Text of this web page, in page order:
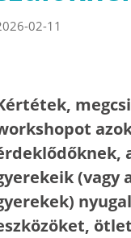
02-11
(vagy